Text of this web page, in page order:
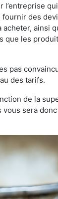
l’entreprise
des
ainsi
que les
pas
des tarifs.
de la
sera